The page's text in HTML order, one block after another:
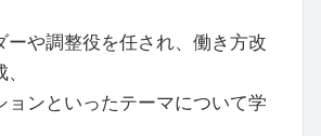
ーや調整役を任され、働き方改
ョンといったテーマについて学